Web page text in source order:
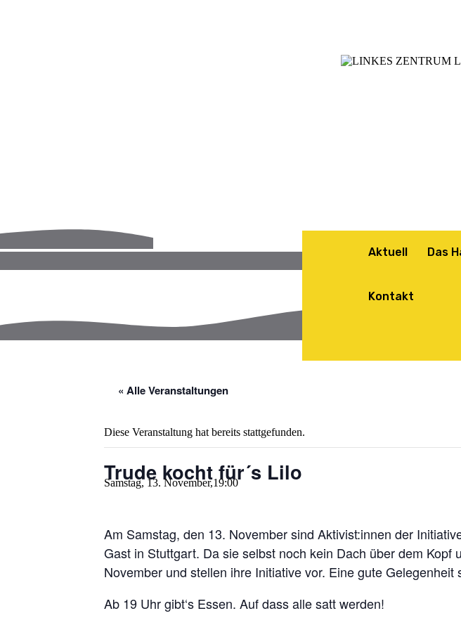
Aktuell Das
Kontakt
« Alle Veranstaltungen
Diese Veranstaltung hat bereits stattgefunden.
Trude kocht für´s Lilo
Samstag, 13. November,19:00
Am Samstag, den 13. November sind Aktivist:innen der
Gast in Stuttgart. Da sie selbst noch kein Dach über dem
November und stellen ihre Initiative vor. Eine gute
Ab 19 Uhr gibt‘s Essen. Auf dass alle satt werden!